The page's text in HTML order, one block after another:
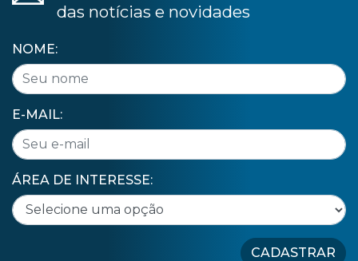
das notícias e novidades
NOME:
E-MAIL:
ÁREA DE INTERESSE:
CADASTRAR